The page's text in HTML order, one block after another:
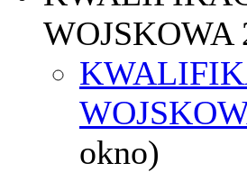
WOJSKOWA
okno)